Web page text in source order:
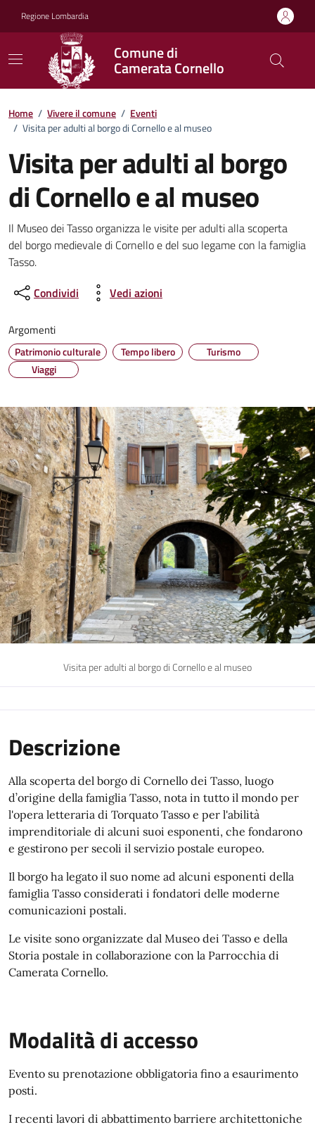
Regione Lombardia
Comune di
Camerata Cornello
Home / Vivere il comune / Eventi
/ Visita per adulti al borgo di Cornello e al museo
Visita per adulti al borgo
di Cornello e al museo
Dettagli della notizia
Il Museo dei Tasso organizza le visite per adulti alla scoperta
del borgo medievale di Cornello e del suo legame con la famiglia
Tasso.
Condividi
Vedi azioni
Argomenti
Patrimonio culturale Tempo libero
Turismo
Viaggi
Visita per adulti al borgo di Cornello e al museo
Descrizione
Alla scoperta del borgo di Cornello dei Tasso, luogo
d’origine della famiglia Tasso, nota in tutto il mondo per
l'opera letteraria di Torquato Tasso e per l'abilità
imprenditoriale di alcuni suoi esponenti, che fondarono
e gestirono per secoli il servizio postale europeo.
Il borgo ha legato il suo nome ad alcuni esponenti della
famiglia Tasso considerati i fondatori delle moderne
comunicazioni postali.
Le visite sono organizzate dal Museo dei Tasso e della
Storia postale in collaborazione con la Parrocchia di
Camerata Cornello.
Modalità di accesso
Evento su prenotazione obbligatoria fino a esaurimento
posti.
I recenti lavori di abbattimento barriere architettoniche